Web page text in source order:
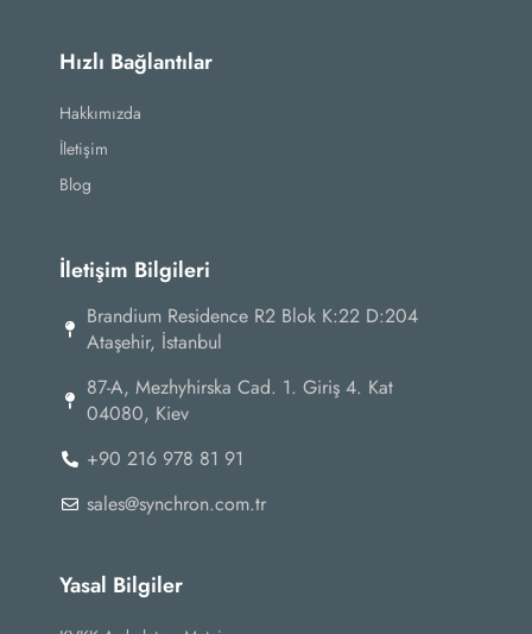
Hızlı Bağlantılar
Hakkımızda
İletişim
Blog
İletişim Bilgileri
Brandium Residence R2 Blok K:22 D:204
Ataşehir, İstanbul
87-А, Mezhyhirska Cad. 1. Giriş 4. Kat
04080, Kiev
+90 216 978 81 91
sales@synchron.com.tr
Yasal Bilgiler